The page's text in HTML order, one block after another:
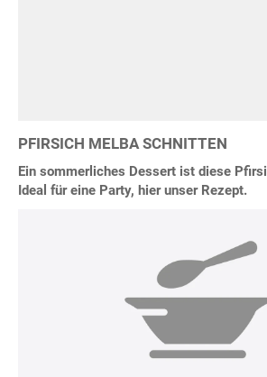
PFIRSICH MELBA SCHNITTEN
Ein sommerliches Dessert ist diese
Ideal für eine Party, hier unser Rezept.